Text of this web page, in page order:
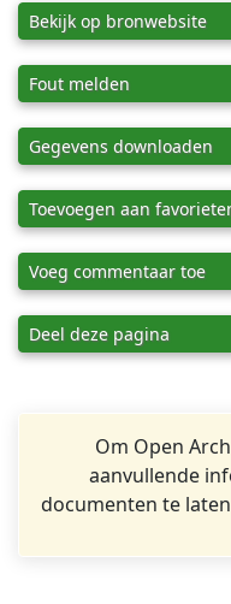
Bekijk op bronwebsite
Fout melden
Gegevens downloaden
Toevoegen aan
Voeg commentaar toe
Deel deze pagina
Om Open
aanvullende
documenten te